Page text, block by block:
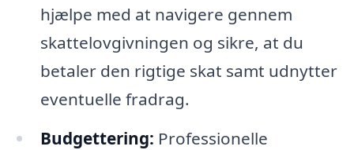
hjælpe med at navigere gennem
skattelovgivningen og sikre, at du
betaler den rigtige skat samt udnytter
eventuelle fradrag.
Budgettering: Professionelle